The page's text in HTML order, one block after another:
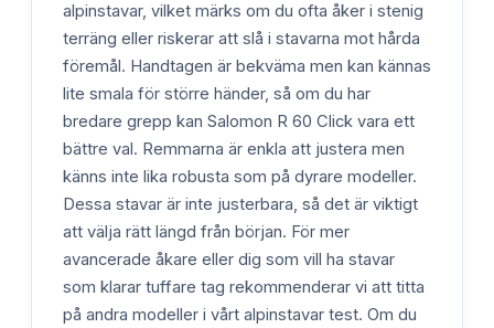
alpinstavar, vilket märks om du ofta åker i stenig
terräng eller riskerar att slå i stavarna mot hårda
föremål. Handtagen är bekväma men kan kännas
lite smala för större händer, så om du har
bredare grepp kan Salomon R 60 Click vara ett
bättre val. Remmarna är enkla att justera men
känns inte lika robusta som på dyrare modeller.
Dessa stavar är inte justerbara, så det är viktigt
att välja rätt längd från början. För mer
avancerade åkare eller dig som vill ha stavar
som klarar tuffare tag rekommenderar vi att titta
på andra modeller i vårt alpinstavar test. Om du